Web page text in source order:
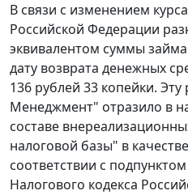
В связи с изменением курса
Российской Федерации
эквивалентом суммы
дату возврата денежных
136 рублей 33 копейки.
Менеджмент" отразило в
составе
налоговой базы" в
соответствии с подпунктом
Налогового кодекса